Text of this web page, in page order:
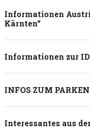
Informationen
Kärnten“
Informationen zur
INFOS ZUM
Interessantes aus